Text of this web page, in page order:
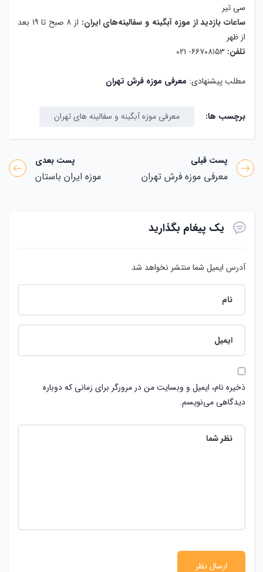
سی تیر
ساعات بازدید از موزه آبگینه و سفالینه‌های ایران:
از ۸ صبح تا ۱۹ بعد
از ظهر
تلفن:
مطلب پیشنهادی: معرفی موزه فرش تهران
برچسب ها: معرفی موزه آبگینه و سفالینه های تهران
پست قبلی
معرفی موزه فرش تهران
پست بعدی
موزه ایران باستان
یک پیغام بگذارید
آدرس ایمیل شما منتشر نخواهد شد
ذخیره نام، ایمیل و وبسایت من در مرورگر برای زمانی که دوباره
دیدگاهی می‌نویسم.